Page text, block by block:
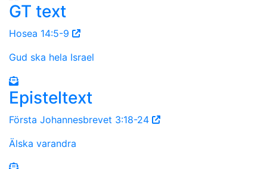
GT text
Hosea 14:5-9
Gud ska hela Israel
Episteltext
Första Johannesbrevet 3:18-24
Älska varandra